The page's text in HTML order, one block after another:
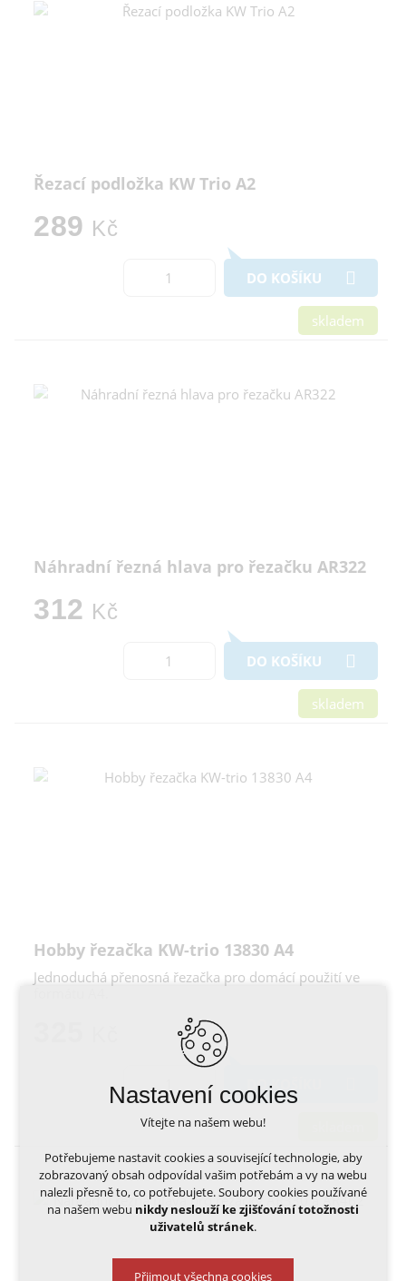
Řezací podložka KW Trio A2
289 Kč
DO KOŠÍKU
skladem
Náhradní řezná hlava pro řezačku AR322
312 Kč
DO KOŠÍKU
skladem
Hobby řezačka KW-trio 13830 A4
Jednoduchá přenosná řezačka pro domácí použití ve
DO KOŠÍKU
Nastavení cookies
Vítejte na našem webu!
Potřebujeme nastavit cookies a související technologie, aby
zobrazovaný obsah odpovídal vašim potřebám a vy na webu
nalezli přesně to, co potřebujete. Soubory cookies používané
na našem webu nikdy neslouží ke zjišťování totožnosti
uživatelů stránek.
Přijmout všechna cookies